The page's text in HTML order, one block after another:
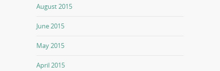
August 2015
June 2015
May 2015
April 2015